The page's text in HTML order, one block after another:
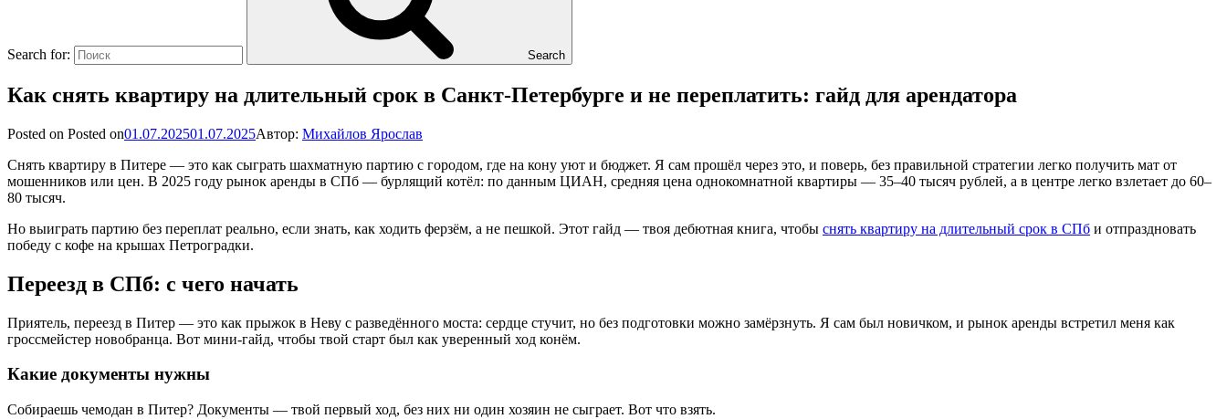
Search for: Search
Как снять квартиру на длительный срок в Санкт-Петербурге и не переплатить: гайд для арендатора
Posted on Posted on01.07.202501.07.2025Автор: Михайлов Ярослав
Снять квартиру в Питере — это как сыграть шахматную партию с городом, где на кону уют и бюджет. Я сам прошёл через это, и поверь, без правильной стратегии легко получить мат от
мошенников или цен. В 2025 году рынок аренды в СПб — бурлящий котёл: по данным ЦИАН, средняя цена однокомнатной квартиры — 35–40 тысяч рублей, а в центре легко взлетает до 60–
80 тысяч.
Но выиграть партию без переплат реально, если знать, как ходить ферзём, а не пешкой. Этот гайд — твоя дебютная книга, чтобы снять квартиру на длительный срок в СПб и отпраздновать
победу с кофе на крышах Петроградки.
Переезд в СПб: с чего начать
Приятель, переезд в Питер — это как прыжок в Неву с разведённого моста: сердце стучит, но без подготовки можно замёрзнуть. Я сам был новичком, и рынок аренды встретил меня как
гроссмейстер новобранца. Вот мини-гайд, чтобы твой старт был как уверенный ход конём.
Какие документы нужны
Собираешь чемодан в Питер? Документы — твой первый ход, без них ни один хозяин не сыграет. Вот что взять.